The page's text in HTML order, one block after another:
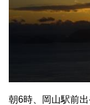
朝6時、岡山駅前